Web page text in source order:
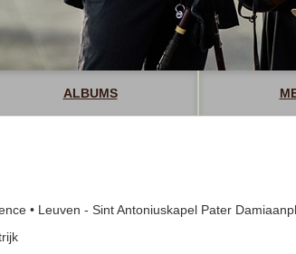
ALBUMS
• Leuven - Sint Antoniuskapel Pater